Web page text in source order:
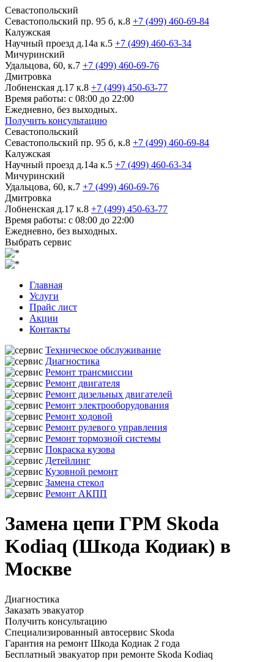
Севастопольский
Севастопольский пр. 95 б, к.8 +7 (499) 460-69-84
Калужская
Научный проезд д.14а к.5 +7 (499) 460-63-34
Мичуринский
Удальцова, 60, к.7 +7 (499) 460-69-76
Дмитровка
Лобненская д.17 к.8 +7 (499) 450-63-77
Время работы: с 08:00 до 22:00
Ежедневно, без выходных.
Получить консультацию
Севастопольский
Севастопольский пр. 95 б, к.8 +7 (499) 460-69-84
Калужская
Научный проезд д.14а к.5 +7 (499) 460-63-34
Мичуринский
Удальцова, 60, к.7 +7 (499) 460-69-76
Дмитровка
Лобненская д.17 к.8 +7 (499) 450-63-77
Время работы: с 08:00 до 22:00
Ежедневно, без выходных.
Выбрать сервис
Главная
Услуги
Прайс лист
Акции
Контакты
Техническое обслуживание
Диагностика
Ремонт трансмиссии
Ремонт двигателя
Ремонт дизельных двигателей
Ремонт электрооборудования
Ремонт ходовой
Ремонт рулевого управления
Ремонт тормозной системы
Покраска кузова
Детейлинг
Кузовной ремонт
Замена стекол
Ремонт АКПП
Замена цепи ГРМ Skoda
Kodiaq (Шкода Кодиак) в
Москве
Диагностика
Заказать эвакуатор
Получить консультацию
Специализированный автосервис Skoda
Гарантия на ремонт Шкода Кодиак 2 года
Бесплатный эвакуатор при ремонте Skoda Kodiaq